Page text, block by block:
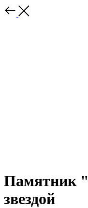
Памятник
звездой